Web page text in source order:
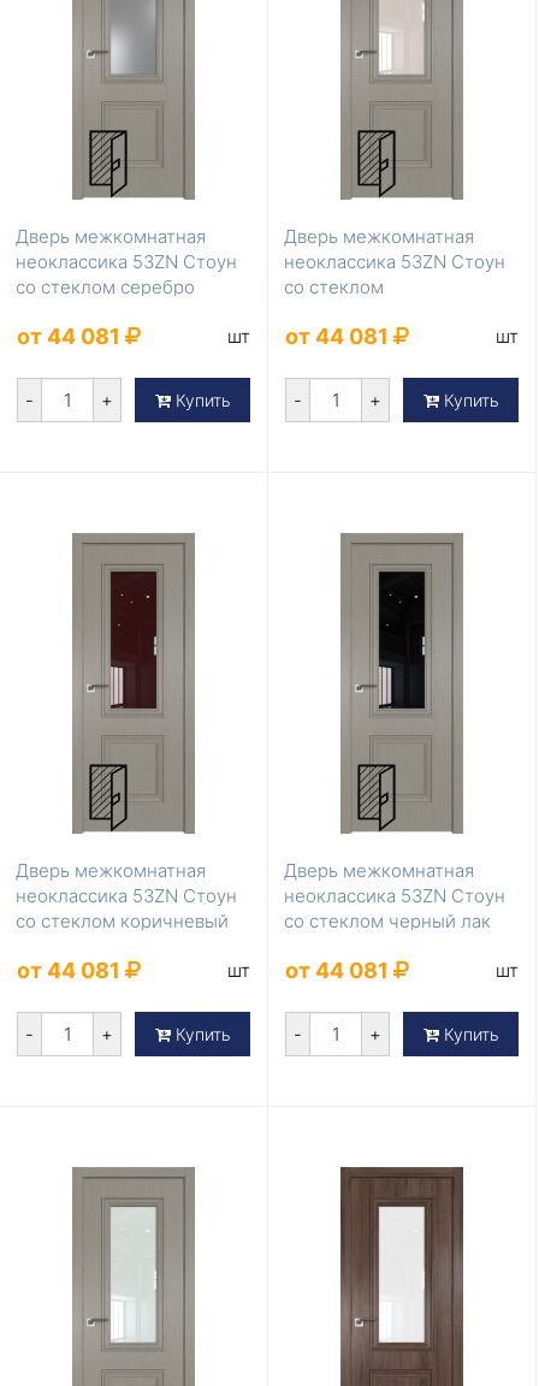
Дверь межкомнатная
неоклассика 53ZN Стоун
со стеклом серебро
от 44 081 шт
- + Купить
Дверь межкомнатная
неоклассика 53ZN Стоун
со стеклом
от 44 081 шт
- + Купить
Дверь межкомнатная
неоклассика 53ZN Стоун
со стеклом коричневый
от 44 081 шт
- + Купить
Дверь межкомнатная
неоклассика 53ZN Стоун
со стеклом черный лак
от 44 081 шт
- + Купить